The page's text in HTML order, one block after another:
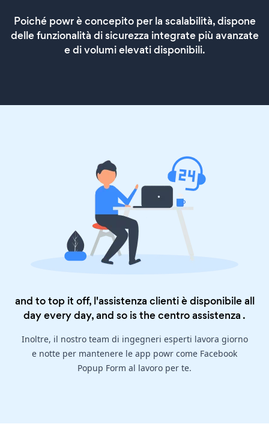
Poiché powr è concepito per la scalabilità, dispone
delle funzionalità di sicurezza integrate più avanzate
e di volumi elevati disponibili.
and to top it off, l'assistenza clienti è disponibile all
day every day, and so is thecentro assistenza .
Inoltre, il nostro team di ingegneri esperti lavora giorno
e notte per mantenere le app powr come Facebook
Popup Form al lavoro per te.